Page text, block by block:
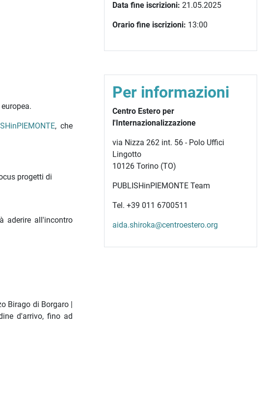
, che
progetti di
aderire all'incontro
Birago di Borgaro |
d'arrivo, fino ad
Data fine iscrizioni: 21.05.2025
Orario fine iscrizioni: 13:00
Per informazioni
Centro Estero per
l'Internazionalizzazione
via Nizza 262 int. 56 - Polo Uffici
Lingotto
10126 Torino (TO)
PUBLISHinPIEMONTE Team
Tel. +39 011 6700511
aida.shiroka@centroestero.org